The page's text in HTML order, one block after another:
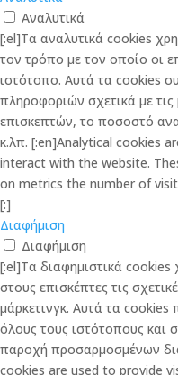
Αναλυτικά
[:el]Τα αναλυτικά cookies
τον τρόπο με τον οποίο οι
ιστότοπο. Αυτά τα cookies
πληροφοριών σχετικά με
επισκεπτών, το ποσοστό
κ.λπ. [:en]Analytical cookies
interact with the website.
on metrics the number of
[:]
Διαφήμιση
Διαφήμιση
[:el]Τα διαφημιστικά
στους επισκέπτες τις
μάρκετινγκ. Αυτά τα
όλους τους ιστότοπους και
παροχή προσαρμοσμένων
cookies are used to provide